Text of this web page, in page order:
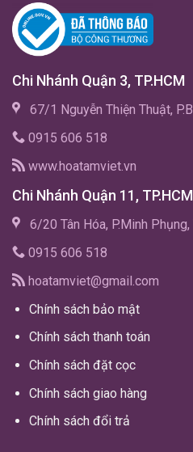
Chi Nhánh Quận 3, TP.HCM
67/1 Nguyễn Thiện Thuật,
0915 606 518
www.hoatamviet.vn
Chi Nhánh Quận 11, TP.HCM
6/20 Tân Hóa, P.Minh Phụng,
0915 606 518
hoatamviet@gmail.com
Chính sách bảo mật
Chính sách thanh toán
Chính sách đặt cọc
Chính sách giao hàng
Chính sách đổi trả